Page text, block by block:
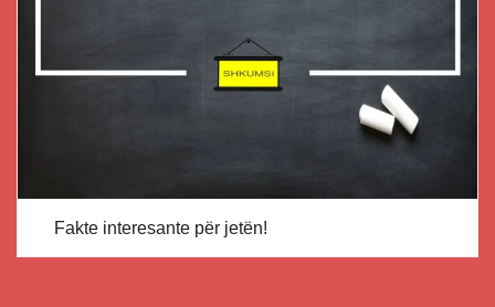
Fakte interesante për jetën!